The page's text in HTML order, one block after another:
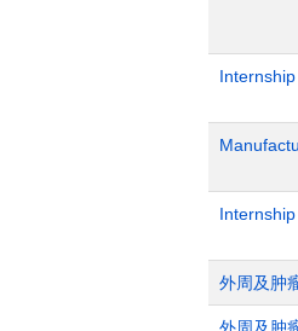
外周及肿
外周及肿